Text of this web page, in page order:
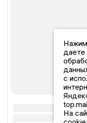
даете
с
На